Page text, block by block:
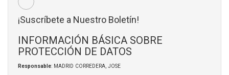
¡Suscríbete a Nuestro Boletín!
INFORMACIÓN BÁSICA SOBRE
PROTECCIÓN DE DATOS
Responsable: MADRID CORREDERA, JOSE